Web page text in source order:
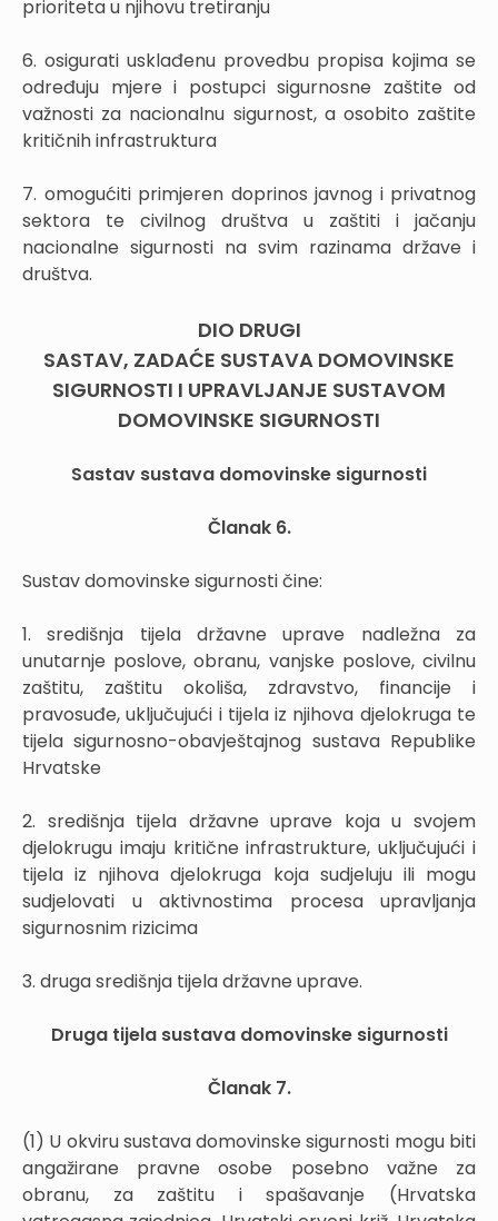
prioriteta u njihovu tretiranju
6. osigurati usklađenu provedbu propisa kojima se
određuju mjere i postupci sigurnosne zaštite od
važnosti za nacionalnu sigurnost, a osobito zaštite
kritičnih infrastruktura
7. omogućiti primjeren doprinos javnog i privatnog
sektora te civilnog društva u zaštiti i jačanju
nacionalne sigurnosti na svim razinama države i
društva.
DIO DRUGI
SASTAV, ZADAĆE SUSTAVA DOMOVINSKE
SIGURNOSTI I UPRAVLJANJE SUSTAVOM
DOMOVINSKE SIGURNOSTI
Sastav sustava domovinske sigurnosti
Članak 6.
Sustav domovinske sigurnosti čine:
1. središnja tijela državne uprave nadležna za
unutarnje poslove, obranu, vanjske poslove, civilnu
zaštitu, zaštitu okoliša, zdravstvo, financije i
pravosuđe, uključujući i tijela iz njihova djelokruga te
tijela sigurnosno-obavještajnog sustava Republike
Hrvatske
2. središnja tijela državne uprave koja u svojem
djelokrugu imaju kritične infrastrukture, uključujući i
tijela iz njihova djelokruga koja sudjeluju ili mogu
sudjelovati u aktivnostima procesa upravljanja
sigurnosnim rizicima
3. druga središnja tijela državne uprave.
Druga tijela sustava domovinske sigurnosti
Članak 7.
(1) U okviru sustava domovinske sigurnosti mogu biti
angažirane pravne osobe posebno važne za
obranu, za zaštitu i spašavanje (Hrvatska